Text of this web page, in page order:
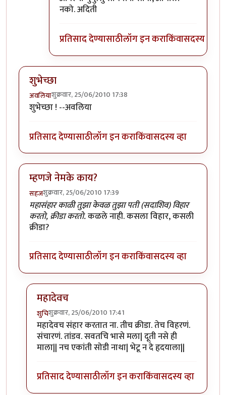
नको. अदिती
प्रतिसाद देण्यासाठीलॉग इन कराकिंवासदस्य व्हा
शुभेच्छा
अवलियाशुक्रवार, 25/06/2010 17:38
शुभेच्छा ! --अवलिया
प्रतिसाद देण्यासाठीलॉग इन कराकिंवासदस्य व्हा
म्हणजे नेमके काय?
सहजशुक्रवार, 25/06/2010 17:39
महासंहार काळी तुझा केवळ तुझा पती (सदाशिव) विहार
करतो, क्रीडा करतो.कळले नाही. कसला विहार, कसली
क्रीडा?
प्रतिसाद देण्यासाठीलॉग इन कराकिंवासदस्य व्हा
महादेवच
शुचिशुक्रवार, 25/06/2010 17:41
In reply toम्हणजे नेमके काय?byसहज
महादेवच संहार करतात ना. तीच क्रीडा. तेच विहरणं.
संचारणं. तांडव. सवतचि भासे मला| दूती नसे ही
माला|| नच एकांती सोडी नाथा| भेटू न दे हृदयाला||
प्रतिसाद देण्यासाठीलॉग इन कराकिंवासदस्य व्हा